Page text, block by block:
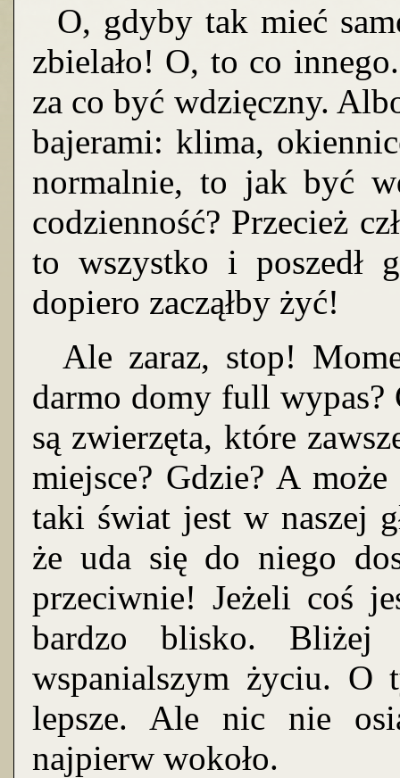
O, gdyby tak mieć
zbielało! O, to co
za co być wdzięczny.
bajerami: klima,
normalnie, to jak być
codzienność? Przecież
to wszystko i poszedł
dopiero zacząłby żyć!
Ale zaraz, stop!
darmo domy full wypas?
są zwierzęta, które
miejsce? Gdzie? A
taki świat jest w naszej
że uda się do niego
przeciwnie! Jeżeli coś
bardzo blisko.
wspanialszym życiu. O
lepsze. Ale nic nie
najpierw wokoło.